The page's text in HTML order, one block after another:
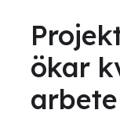
ökar
arbete